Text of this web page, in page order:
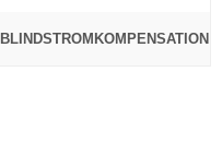
BLINDSTROMKOMPENSATION